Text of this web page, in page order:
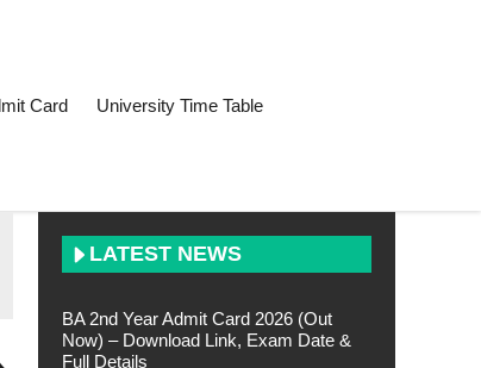
Card University Time Table
LATEST NEWS
BA 2nd Year Admit Card 2026 (Out
Now) – Download Link, Exam Date &
Full Details